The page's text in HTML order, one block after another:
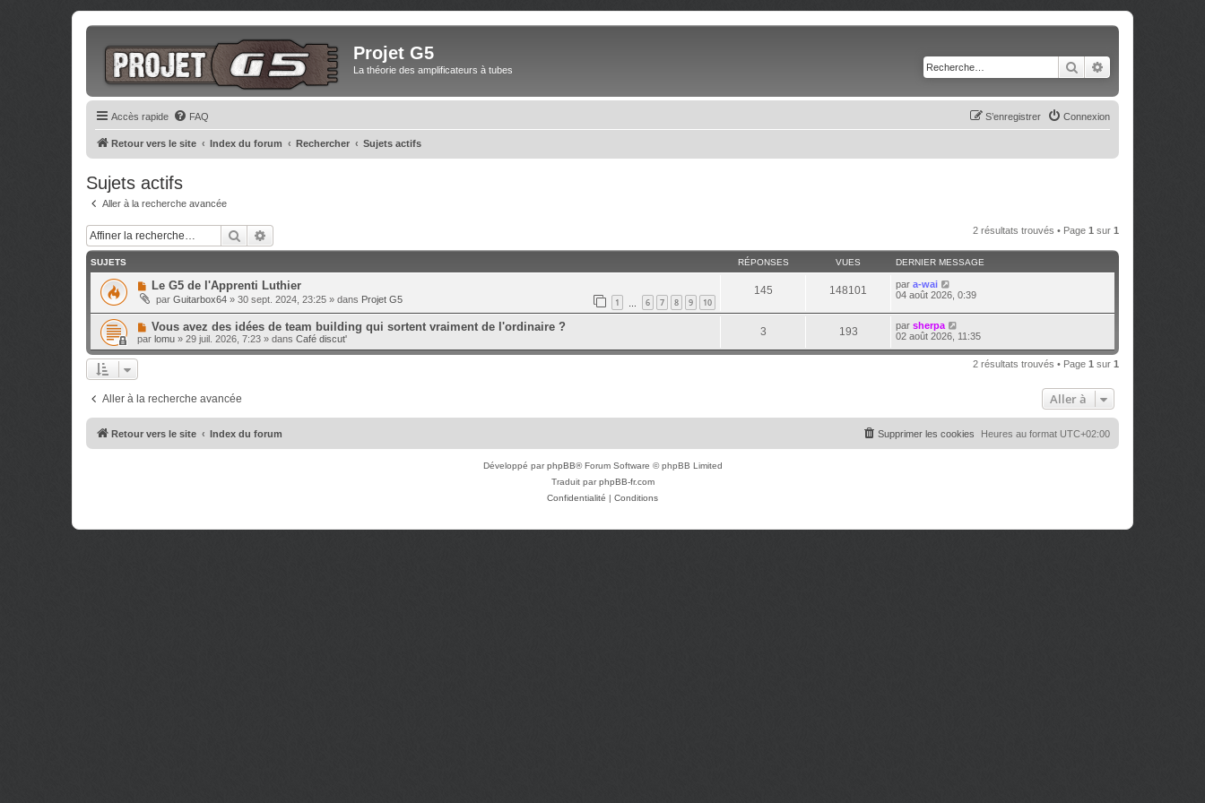
Projet G5
La théorie des amplificateurs à tubes Rechercher
Accès rapide FAQ Connexion
S’enregistrer
Retour vers le site Index du forum Rechercher Sujets actifs
Sujets actifs
Aller à la recherche avancée
Rechercher 2 résultats trouvés • Page 1 sur 1
SUJETS RÉPONSES VUES DERNIER MESSAGE
N
u
v
e
a
u
m
a
Le G5 de l'Apprenti Luthier
par Guitarbox64 » 30 sept. 2024, 23:25 » dans Projet G5 1 6 7 8 9 10
145 148101 par a-wai
04 août 2026, 0:39
N
o
u
v
m
s
s
Vous avez des idées de team building qui sortent vraiment de l'ordinaire ?
par lomu » 29 juil. 2026, 7:23 » dans Café discut'
3 193 par sherpa
02 août 2026, 11:35
2 résultats trouvés • Page 1 sur 1
Aller à la recherche avancée Aller à
Retour vers le site Index du forum Heures au format UTC+02:00
Supprimer les cookies
Développé parphpBB® Forum Software © phpBB Limited
Traduit parphpBB-fr.com
Confidentialité | Conditions